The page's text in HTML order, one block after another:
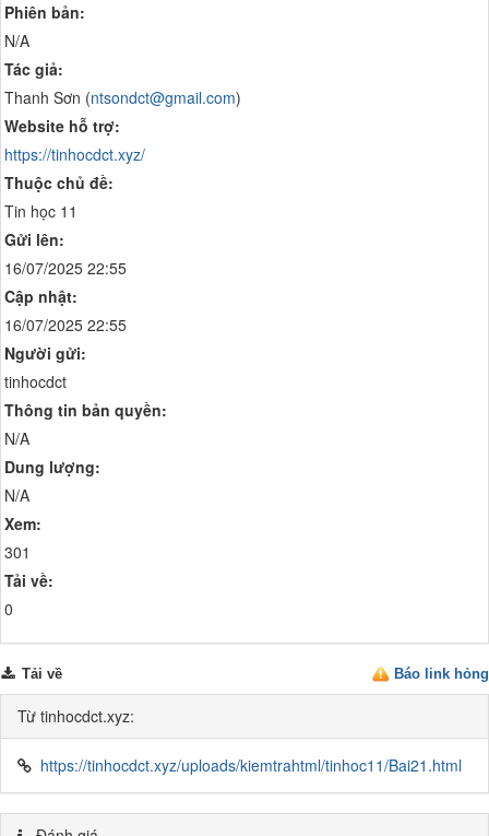
Phiên bản:
N/A
Tác giả:
Thanh Sơn (ntsondct@gmail.com)
Website hỗ trợ:
https://tinhocdct.xyz/
Thuộc chủ đề:
Tin học 11
Gửi lên:
16/07/2025 22:55
Cập nhật:
16/07/2025 22:55
Người gửi:
tinhocdct
Thông tin bản quyền:
N/A
Dung lượng:
N/A
Xem:
301
Tải về:
0
Báo link hỏng
Tải về
Từ tinhocdct.xyz:
https://tinhocdct.xyz/uploads/kiemtrahtml/tinhoc11/Bai21.html